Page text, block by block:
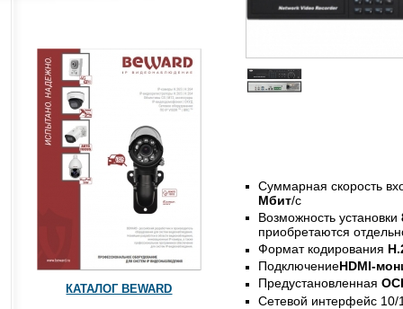
Суммарная скорость
Мбит/с
Возможность установки
приобретаются
Формат кодирования
ПодключениеHDMI-
Предустановленная
Сетевой интерфейс
КАТАЛОГ BEWARD